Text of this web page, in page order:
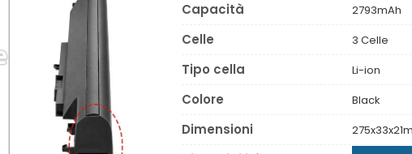
Capacità 2793mAh
Celle 3 Celle
Tipo cella Li-ion
Colore Black
Dimensioni